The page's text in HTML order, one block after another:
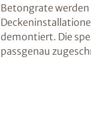
Betongrate
demontiert. Die
passgenau